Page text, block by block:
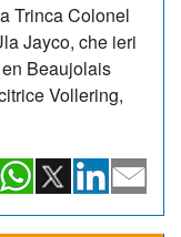
Trinca Colonel
Jayco, che ieri
Beaujolais
Vollering,